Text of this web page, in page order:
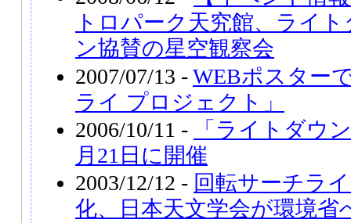
トロパーク天究館、ライ
ン協賛の星空観察会
2007/07/13 -WEBポスター
ライ プロジェクト」
2006/10/11 -
「ライトダウ
月21日に開催
2003/12/12 - 回転サーチラ
化、日本天文学会が環境省